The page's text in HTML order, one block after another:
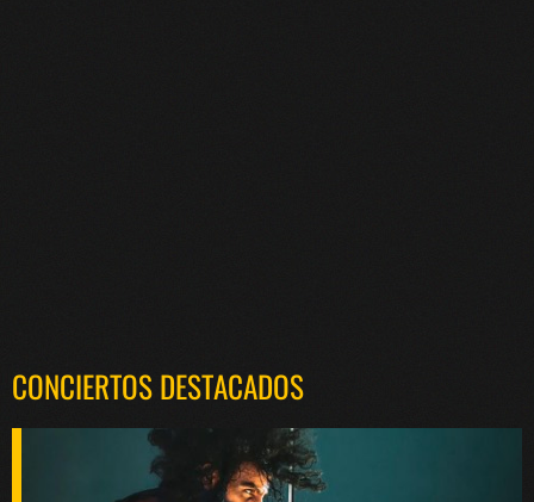
CONCIERTOS DESTACADOS